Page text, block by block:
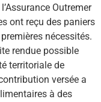
Outremer
ont reçu des paniers
nécessités.
rendue possible
territoriale de
versée a
à des